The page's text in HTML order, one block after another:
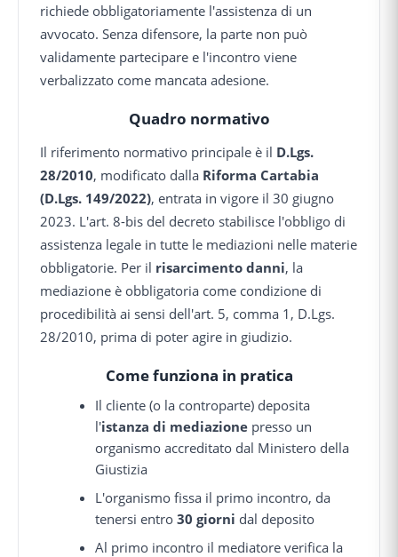
richiede obbligatoriamente l'assistenza di un
avvocato. Senza difensore, la parte non può
validamente partecipare e l'incontro viene
verbalizzato come mancata adesione.
Quadro normativo
Il riferimento normativo principale è il D.Lgs.
28/2010, modificato dalla Riforma Cartabia
(D.Lgs. 149/2022), entrata in vigore il 30 giugno
2023. L'art. 8-bis del decreto stabilisce l'obbligo di
assistenza legale in tutte le mediazioni nelle materie
obbligatorie. Per il risarcimento danni, la
mediazione è obbligatoria come condizione di
procedibilità ai sensi dell'art. 5, comma 1, D.Lgs.
28/2010, prima di poter agire in giudizio.
Come funziona in pratica
Il cliente (o la controparte) deposita
l'istanza di mediazione presso un
organismo accreditato dal Ministero della
Giustizia
L'organismo fissa il primo incontro, da
tenersi entro30 giorni dal deposito
Al primo incontro il mediatore verifica la